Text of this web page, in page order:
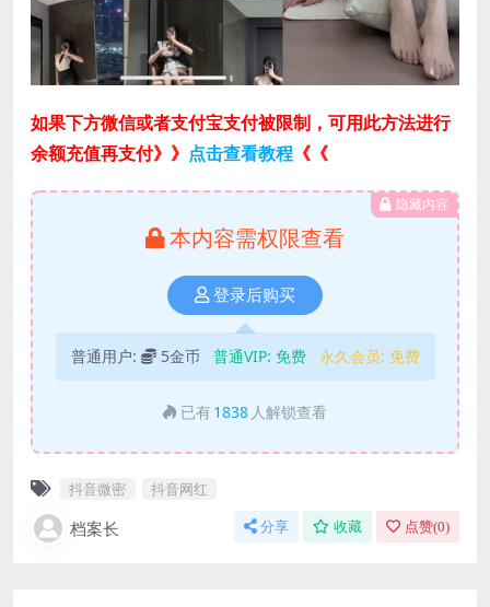
如果下方微信或者支付宝支付被限制，可用此方法进行
余额充值再支付》》 点击查看教程 《《
隐藏内容
本内容需权限查看
登录后购买
普通用户: 5金币 普通VIP: 免费 永久会员: 免费
已有 1838 人解锁查看
抖音微密 抖音网红
档案长 分享 收藏 点赞(0)